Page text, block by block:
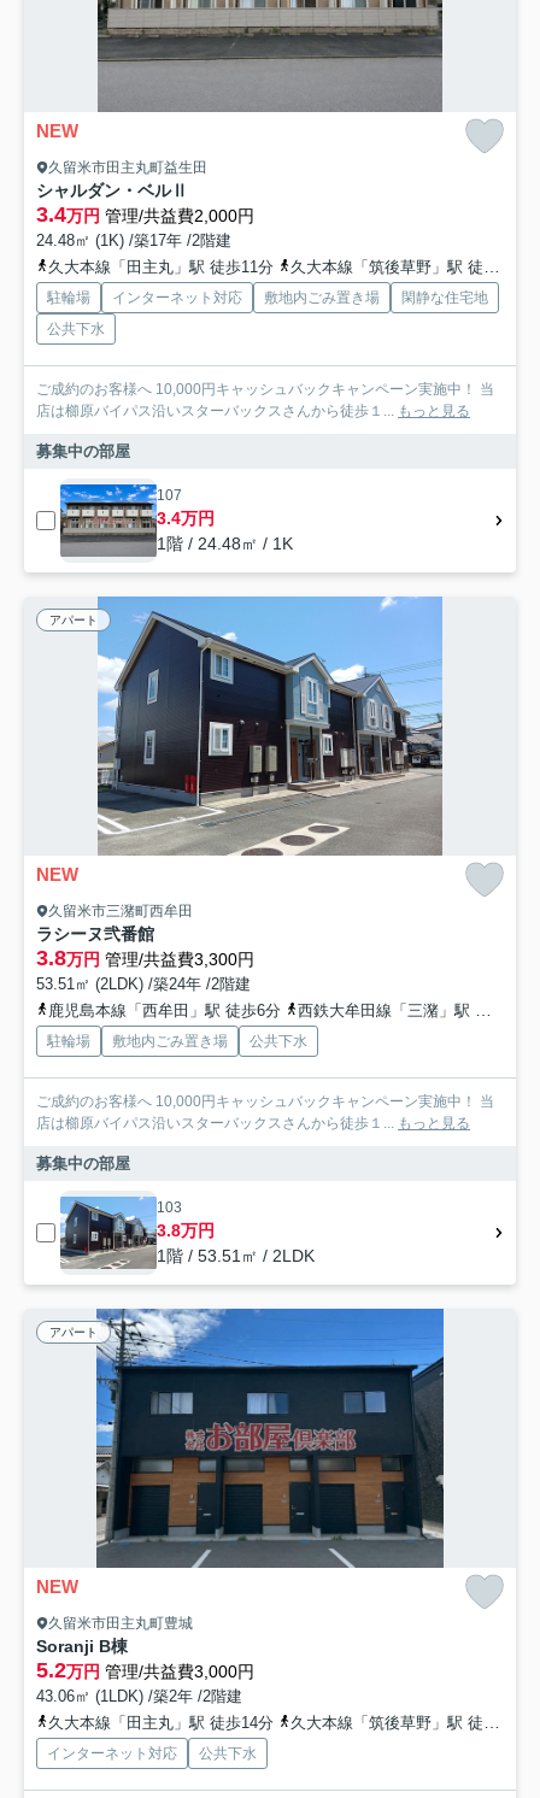
NEW
久留米市田主丸町益生田
シャルダン・ベルⅡ
3.4万円 管理/共益費2,000円
24.48㎡ (1K) /築17年 /2階建
久大本線「田主丸」駅 徒歩11分
久大本線「筑後草野」駅 徒歩66分
駐輪場 インターネット対応 敷地内ごみ置き場
閑静な住宅地
公共下水
ご成約のお客様へ 10,000円キャッシュバックキャンペーン実施中！ 当
店は櫛原バイパス沿いスターバックスさんから徒歩１... もっと見る
募集中の部屋
107
3.4万円
1階 / 24.48㎡ / 1K
アパート
NEW
久留米市三潴町西牟田
ラシーヌ弐番館
3.8万円 管理/共益費3,300円
53.51㎡ (2LDK) /築24年 /2階建
鹿児島本線「西牟田」駅 徒歩6分
西鉄大牟田線「三潴」駅 徒歩39分
駐輪場 敷地内ごみ置き場 公共下水
ご成約のお客様へ 10,000円キャッシュバックキャンペーン実施中！ 当
店は櫛原バイパス沿いスターバックスさんから徒歩１... もっと見る
募集中の部屋
103
3.8万円
1階 / 53.51㎡ / 2LDK
アパート
NEW
久留米市田主丸町豊城
Soranji B棟
5.2万円 管理/共益費3,000円
43.06㎡ (1LDK) /築2年 /2階建
久大本線「田主丸」駅 徒歩14分
久大本線「筑後草野」駅 徒歩81分
インターネット対応 公共下水